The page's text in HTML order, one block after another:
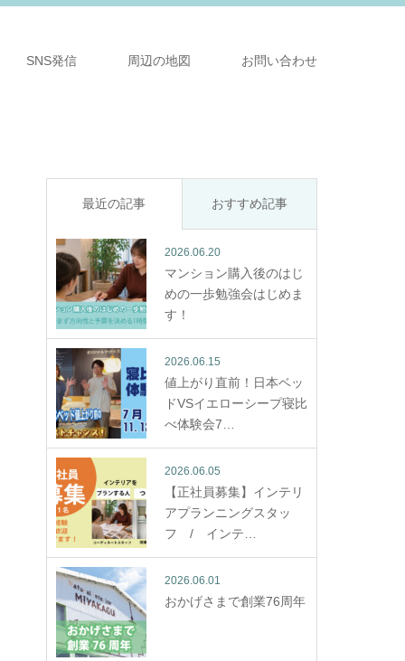
SNS発信 周辺の地図 お問い合わせ
最近の記事 おすすめ記事
2026.06.20
マンション購入後のはじ
めの一歩勉強会はじめま
す！
2026.06.15
値上がり直前！日本ベッ
ドVSイエローシープ寝比
べ体験会7…
2026.06.05
【正社員募集】インテリ
アプランニングスタッ
フ / インテ…
2026.06.01
おかげさまで創業76周年